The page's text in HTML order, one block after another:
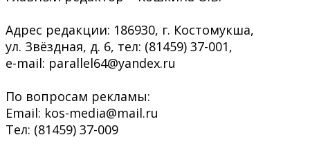
Адрес редакции: 186930, г. Костомукша,
ул. Звёздная, д. 6, тел: (81459) 37-001,
e-mail: parallel64@yandex.ru
По вопросам рекламы:
Email: kos-media@mail.ru
Тел: (81459) 37-009